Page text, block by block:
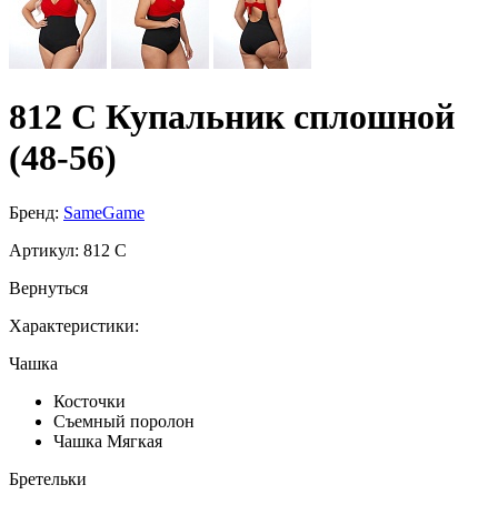
812 C Купальник сплошной
(48-56)
Бренд: SameGame
Артикул: 812 C
Вернуться
Характеристики:
Чашка
Косточки
Съемный поролон
Чашка Мягкая
Бретельки